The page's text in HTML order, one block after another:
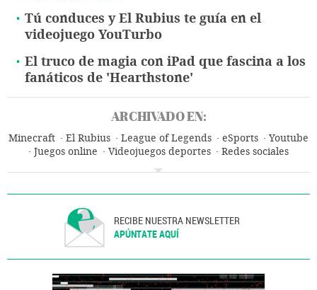
Tú conduces y El Rubius te guía en el
videojuego YouTurbo
El truco de magia con iPad que fascina a los
fanáticos de 'Hearthstone'
ARCHIVADO EN:
Minecraft El Rubius League of Legends eSports
Youtube
Juegos online
Videojuegos deportes
Redes sociales
Telecomunicaciones
Estilo vida
Industria
RECIBE NUESTRA NEWSLETTER
APÚNTATE AQUÍ